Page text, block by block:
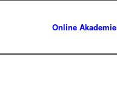
Online Akademie